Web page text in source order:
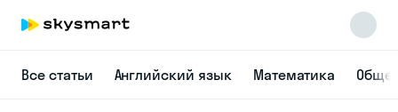
Все статьи Английский язык Математика